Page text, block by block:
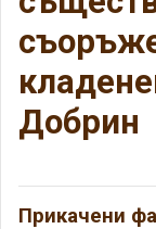
Добрин
Прикачени